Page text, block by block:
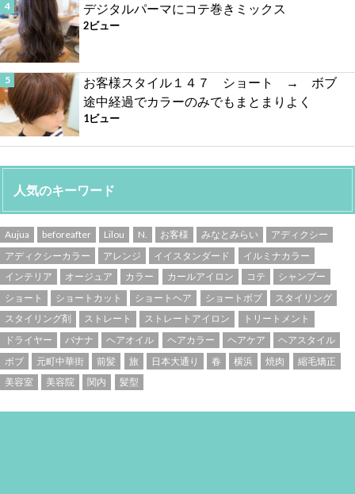
デジタルパーマにコテ巻きミックス
2ビュー
お客様スタイル１４７ ショート → ボブ
途中経過でカラーのみでもまとまりよく
1ビュー
人気のキーワード
Aujua beforeafter Lilou N. お客様 みなとみらい
アディクシー
アディクシーカラー
アレンジ イイスタンダード
イルミナカラー
インテリア
オージュア カラー カールアイロン コテ
シャンプー
ショート
ショートカット ショートヘア ショートボブ
スタイリング
スタイリング剤
ストレート ストレートアイロン
トリートメント
ドライヤー
バナナ ヘアオイル ヘアカラー ヘアケア
ヘアスタイル
ボブ
元町中華街 前髪 旅 日本大通り 春 横浜 焼肉
縮毛矯正
美容室
美容院 関内 髪型